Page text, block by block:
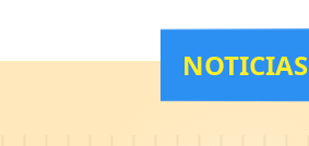
NOTICIAS